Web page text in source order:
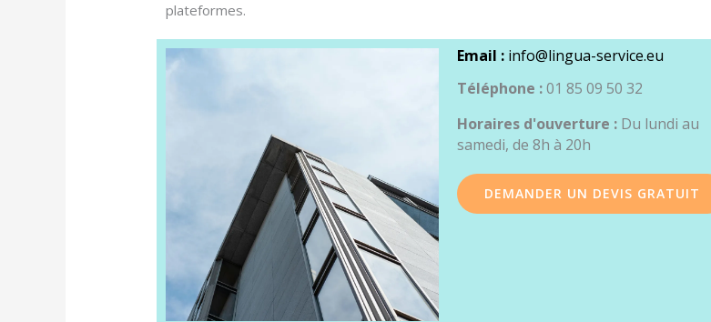
plateformes.
Email : info@lingua-service.eu
Téléphone :01 85 09 50 32
Horaires d'ouverture : Du lundi au
samedi, de 8h à 20h
DEMANDER UN DEVIS GRATUIT